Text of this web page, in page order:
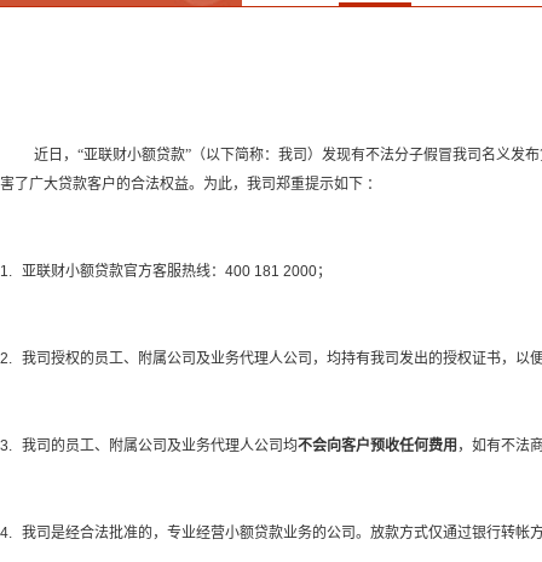
近日，“亚联财小额贷款”（以下简称：我司） 发现有不法分子假冒我司名义发
害了广大贷款客户的合法权益。为此，我司郑重提示如下 ：
1. 亚联财小额贷款官方客服热线： 400 181 2000；
2. 我司授权的员工、附属公司及业务代理人公司，均持有我司发出的授权证书，以
3. 我司的员工、附属公司及业务代理人公司均不会向客户预收任何费用 ，如有不法
4. 我司是经合法批准的，专业经营小额贷款业务的公司。放款方式仅通过银行转帐